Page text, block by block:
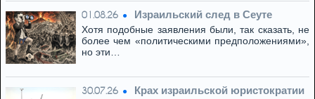
01.08.26 Израильский след в Сеуте
Хотя подобные заявления были, так сказать, не
более чем «политическими предположениями»,
но эти…
30.07.26 Крах израильской юристократии